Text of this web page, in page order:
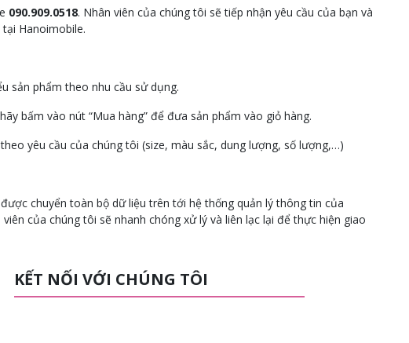
090.909.0518. Nhân viên của chúng tôi sẽ tiếp nhận yêu cầu của bạn và
Hanoimobile.
sản phẩm theo nhu cầu sử dụng.
bấm vào nút “Mua hàng” để đưa sản phẩm vào giỏ hàng.
yêu cầu của chúng tôi (size, màu sắc, dung lượng, số lượng,…)
chuyển toàn bộ dữ liệu trên tới hệ thống quản lý thông tin của
của chúng tôi sẽ nhanh chóng xử lý và liên lạc lại để thực hiện giao
KẾT NỐI VỚI CHÚNG TÔI